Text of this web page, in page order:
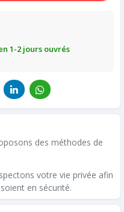
1-2 jours ouvrés
des méthodes de
votre vie privée afin
en sécurité.